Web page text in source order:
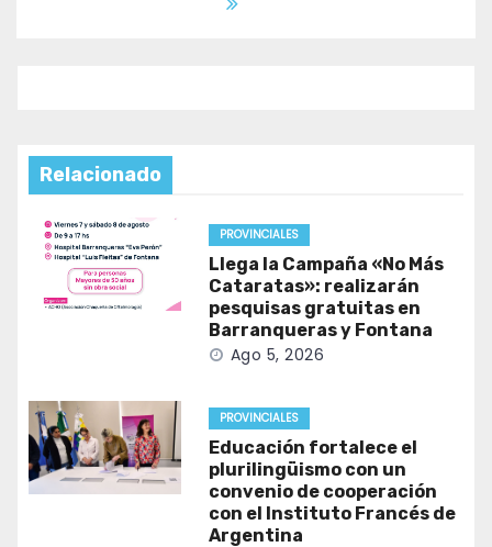
Relacionado
PROVINCIALES
Llega la Campaña «No Más
Cataratas»: realizarán
pesquisas gratuitas en
Barranqueras y Fontana
Ago 5, 2026
PROVINCIALES
Educación fortalece el
plurilingüismo con un
convenio de cooperación
con el Instituto Francés de
Argentina